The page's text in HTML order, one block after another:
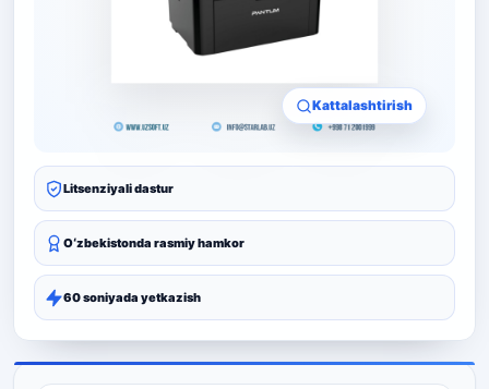
Kattalashtirish
Litsenziyali dastur
Oʻzbekistonda rasmiy hamkor
60 soniyada yetkazish